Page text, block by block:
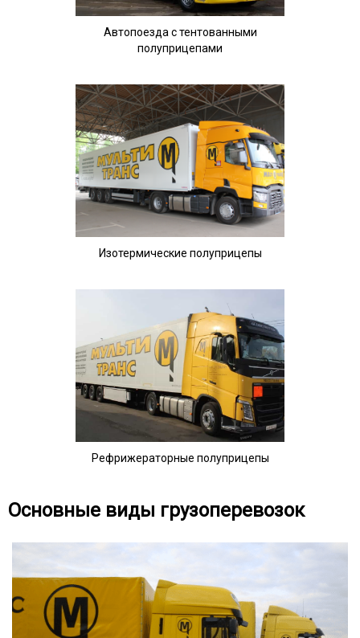
Автопоезда с тентованными
полуприцепами
Изотермические полуприцепы
Рефрижераторные полуприцепы
Основные виды грузоперевозок